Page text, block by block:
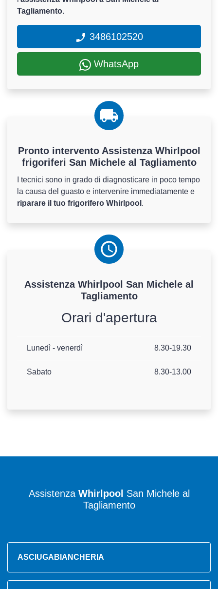
Tagliamento.
3486102520
WhatsApp
Pronto intervento Assistenza Whirlpool
frigoriferi San Michele al Tagliamento
I tecnici sono in grado di diagnosticare in poco tempo
la causa del guasto e intervenire immediatamente e
riparare il tuo frigorifero Whirlpool .
Assistenza Whirlpool San Michele al
Tagliamento
Orari d'apertura
Lunedì - venerdì 8.30-19.30
Sabato 8.30-13.00
Assistenza Whirlpool San Michele al
Tagliamento
ASCIUGABIANCHERIA